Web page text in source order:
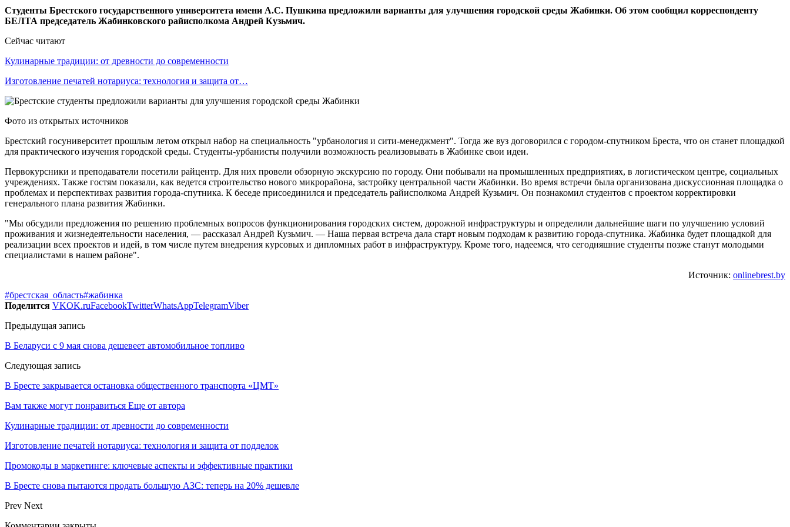
Студенты Брестского государственного университета имени А.С. Пушкина предложили варианты для улучшения городской среды Жабинки. Об этом сообщил корреспонденту
БЕЛТА председатель Жабинковского райисполкома Андрей Кузьмич.
Сейчас читают
Кулинарные традиции: от древности до современности
Изготовление печатей нотариуса: технология и защита от…
Фото из открытых источников
Брестский госуниверситет прошлым летом открыл набор на специальность "урбанология и сити-менеджмент". Тогда же вуз договорился с городом-спутником Бреста, что он станет площадкой
для практического изучения городской среды. Студенты-урбанисты получили возможность реализовывать в Жабинке свои идеи.
Первокурсники и преподаватели посетили райцентр. Для них провели обзорную экскурсию по городу. Они побывали на промышленных предприятиях, в логистическом центре, социальных
учреждениях. Также гостям показали, как ведется строительство нового микрорайона, застройку центральной части Жабинки. Во время встречи была организована дискуссионная площадка о
проблемах и перспективах развития города-спутника. К беседе присоединился и председатель райисполкома Андрей Кузьмич. Он познакомил студентов с проектом корректировки
генерального плана развития Жабинки.
"Мы обсудили предложения по решению проблемных вопросов функционирования городских систем, дорожной инфраструктуры и определили дальнейшие шаги по улучшению условий
проживания и жизнедеятельности населения, — рассказал Андрей Кузьмич. — Наша первая встреча дала старт новым подходам к развитию города-спутника. Жабинка будет площадкой для
реализации всех проектов и идей, в том числе путем внедрения курсовых и дипломных работ в инфраструктуру. Кроме того, надеемся, что сегодняшние студенты позже станут молодыми
специалистами в нашем районе".
Источник: onlinebrest.by
#брестская_область#жабинка
Поделится VKOK.ruFacebookTwitterWhatsAppTelegramViber
Предыдущая запись
В Беларуси с 9 мая снова дешевеет автомобильное топливо
Следующая запись
В Бресте закрывается остановка общественного транспорта «ЦМТ»
Вам также могут понравиться Еще от автора
Кулинарные традиции: от древности до современности
Изготовление печатей нотариуса: технология и защита от подделок
Промокоды в маркетинге: ключевые аспекты и эффективные практики
В Бресте снова пытаются продать большую АЗС: теперь на 20% дешевле
Prev Next